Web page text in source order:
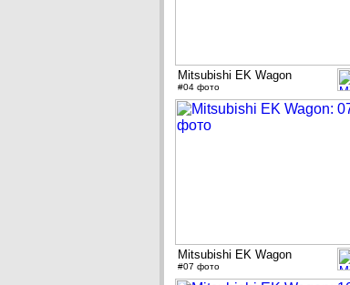
Mitsubishi EK Wagon
#04 фото
Mitsubishi EK Wagon
#07 фото